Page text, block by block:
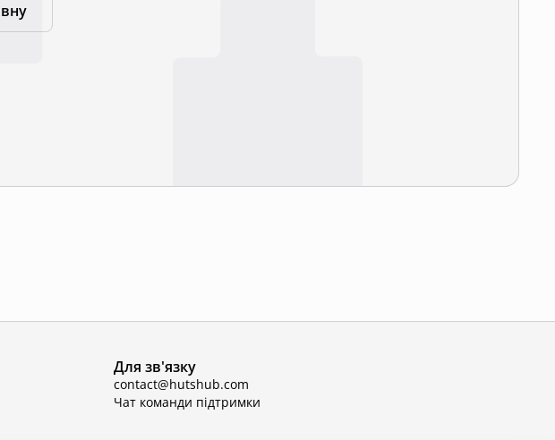
Для зв'язку
contact@hutshub.com
Чат команди підтримки